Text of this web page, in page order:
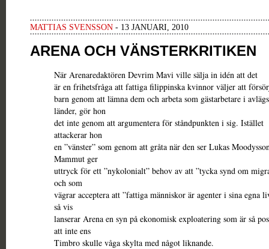
MATTIAS SVENSSON - 13 JANUARI, 2010
ARENA OCH VÄNSTERKRITIKEN
När Arenaredaktören Devrim Mavi ville sälja in idén att det
är en frihetsfråga att fattiga filippinska kvinnor väljer att
barn genom att lämna dem och arbeta som gästarbetare i
länder, gör hon
det inte genom att argumentera för ståndpunkten i sig. Istället
attackerar hon
en ”vänster” som genom att gråta när den ser Lukas
Mammut ger
uttryck för ett ”nykolonialt” behov av att ”tycka synd om
och som
vägrar acceptera att ”fattiga människor är agenter i sina egna
så vis
lanserar Arena en syn på ekonomisk exploatering som är så
att inte ens
Timbro skulle våga skylta med något liknande.